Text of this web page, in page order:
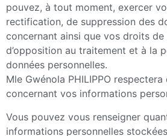
pouvez, à tout moment, exercer
rectification, de suppression des
concernant ainsi que vos droits
d’opposition au traitement et à la
données personnelles.
Mle Gwénola PHILIPPO
concernant vos informations
Vous pouvez vous renseigner
informations personnelles